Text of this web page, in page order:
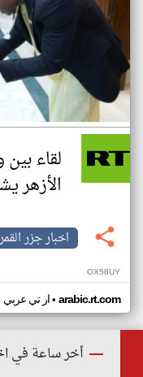
لقاء
الأزهر
اخبار جزر القمر
OX58UY
ار تي عربي• arabic.rt.com
أخر ساعة في